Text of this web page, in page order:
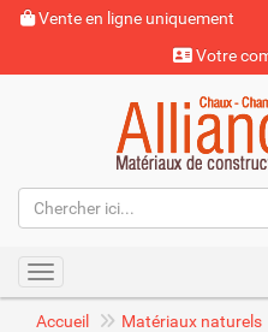
Vente en ligne uniquement
Votre
Toggle navigation
Accueil Matériaux naturels